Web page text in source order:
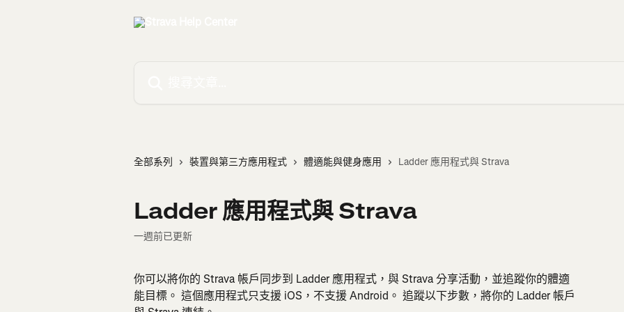
全部系列 裝置與第三方應用程式 體適能與健身應用 Ladder 應用程式與 Strava
Ladder 應用程式與 Strava
一週前已更新
你可以將你的 Strava 帳戶同步到 Ladder 應用程式，與 Strava 分享活動，並追蹤你的體適
能目標。 這個應用程式只支援 iOS，不支援 Android。 追蹤以下步數，將你的 Ladder 帳戶